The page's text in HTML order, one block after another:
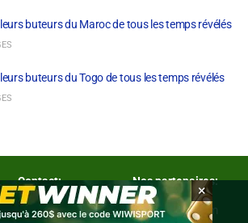
buteurs du Maroc de tous les temps révélés
buteurs du Togo de tous les temps révélés
Contact:
Contactez-nous
Nos partenaires:
eurotopfoot.com
×